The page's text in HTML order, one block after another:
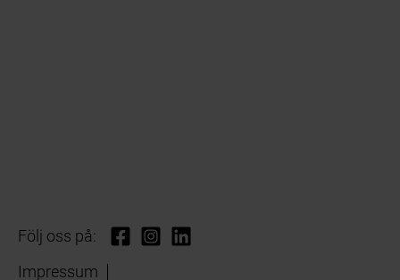
Följ oss på:
Impressum